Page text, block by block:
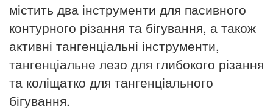
містить два інструменти для пасивного
контурного різання та бігування, а також
активні тангенціальні інструменти,
тангенціальне лезо для глибокого різання
та коліщатко для тангенціального
бігування.